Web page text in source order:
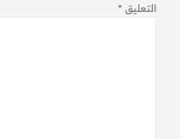
التعليق *